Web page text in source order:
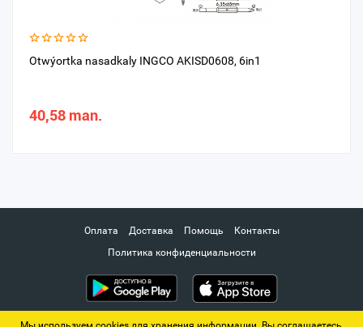
Otwýortka nasadkaly INGCO AKISD0608, 6in1
40,58 man.
Оплата Доставка Помощь
Контакты
Политика конфиденциальности